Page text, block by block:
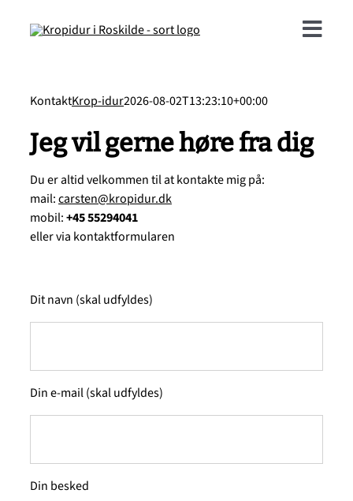
Referencer
KontaktKrop-idur2026-08-02T13:23:10+00:00
Jeg vil gerne høre fra dig
Du er altid velkommen til at kontakte mig på:
mail:carsten@kropidur.dk
mobil:+45 55294041
eller via kontaktformularen
Dit navn (skal udfyldes)
Din e-mail (skal udfyldes)
Din besked